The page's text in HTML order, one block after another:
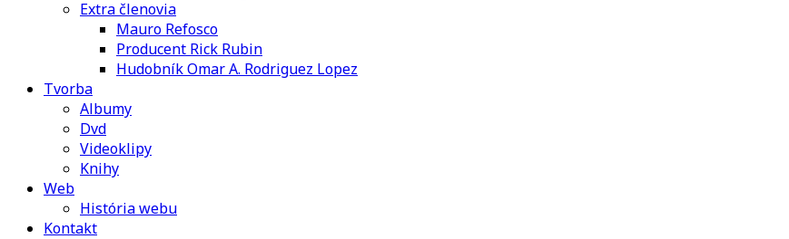
Extra členovia
Mauro Refosco
Producent Rick Rubin
Hudobník Omar A. Rodriguez Lopez
Tvorba
Albumy
Dvd
Videoklipy
Knihy
Web
História webu
Kontakt